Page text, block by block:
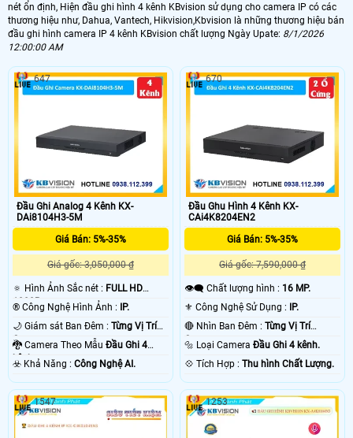
nét ổn định, Hiện đầu ghi hình 4 kênh KBvision sử dụng cho camera IP có các
thương hiệu như, Dahua, Vantech, Hikvision,Kbvision là những thương hiệu bán
đầu ghi hình camera IP 4 kênh KBvision chất lượng Ngày Upate: 8/1/2026
12:00:00 AM
Đầu Ghi Analog 4 Kênh KX-
DAi8104H3-5M
Giá Bán: 5%-35%
Giá gốc: 3,050,000 ₫
🔅 Hình Ảnh Sắc nét : FULL HD
1080P .
®️ Công Nghệ Hình Ảnh :
IP.
🌙 Giám sát Ban Đêm : Từng Vị Trí
Camera .
🐉️ Camera Theo Mẫu Đầu Ghi 4
kênh.
️☣️ Khả Năng : Công Nghệ AI.
647
Đầu Ghu Hình 4 Kênh KX-
CAi4K8204EN2
Giá Bán: 5%-35%
Giá gốc: 7,590,000 ₫
👁️‍🗨 Chất lượng hình : 16 MP.
⚜️ Công Nghệ Sử Dụng :
IP.
🔴 Nhìn Ban Đêm :Từng Vị Trí
Camera .
🔩 Loại CameraĐầu Ghi 4 kênh.
️💠 Tích Hợp :Thu hình Chất Lượng.
670
1547 1253